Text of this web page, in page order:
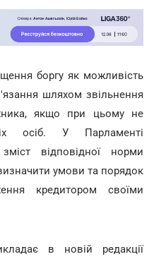
боргу як можливість
шляхом звільнення
якщо при цьому не
осіб. У Парламенті
відповідної норми
умови та порядок
кредитором своїми
в новій редакції